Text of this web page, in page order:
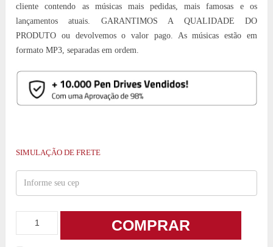
cliente contendo as músicas mais pedidas, mais famosas e os
lançamentos atuais. GARANTIMOS A QUALIDADE DO
PRODUTO ou devolvemos o valor pago. As músicas estão em
formato MP3, separadas em ordem.
SIMULAÇÃO DE FRETE
COMPRAR